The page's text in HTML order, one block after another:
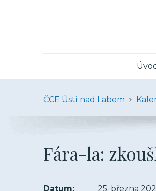
Úvod
ČCE Ústí nad Labem
Fára-la:
Datum: 25. března